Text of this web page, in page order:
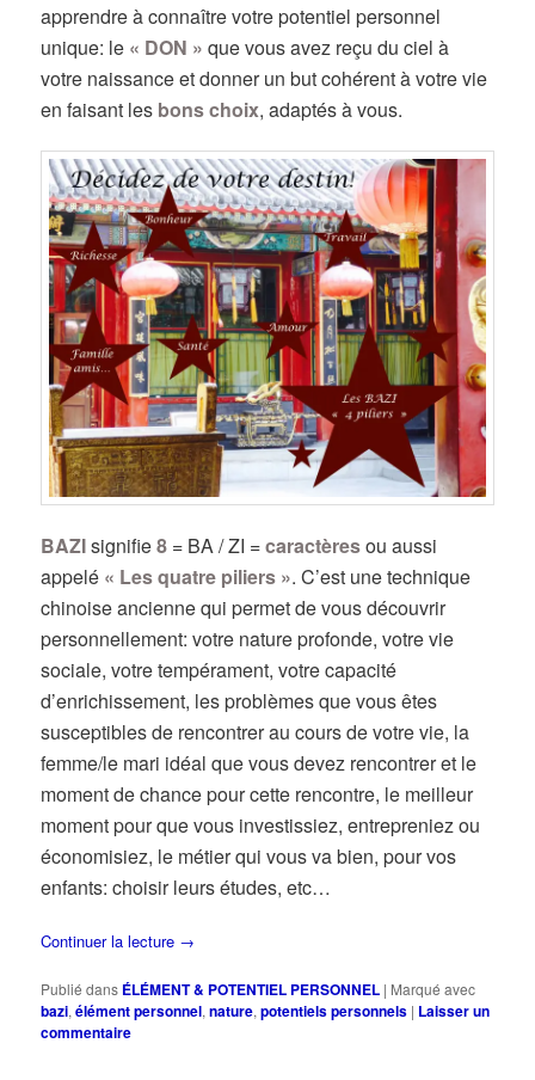
apprendre à connaître votre potentiel personnel
unique: le « DON » que vous avez reçu du ciel à
votre naissance et donner un but cohérent à votre vie
en faisant les bons choix, adaptés à vous.
BAZIsignifie8 = BA / ZI =caractèresou aussi
appelé « Les quatre piliers ». C’est une technique
chinoise ancienne qui permet de vous découvrir
personnellement: votre nature profonde, votre vie
sociale, votre tempérament, votre capacité
d’enrichissement, les problèmes que vous êtes
susceptibles de rencontrer au cours de votre vie, la
femme/le mari idéal que vous devez rencontrer et le
moment de chance pour cette rencontre, le meilleur
moment pour que vous investissiez, entrepreniez ou
économisiez, le métier qui vous va bien, pour vos
enfants: choisir leurs études, etc…
Continuer la lecture →
Publié dans ÉLÉMENT & POTENTIEL PERSONNEL | Marqué avec
bazi,élément personnel,nature,potentiels personnels | Laisser un
commentaire